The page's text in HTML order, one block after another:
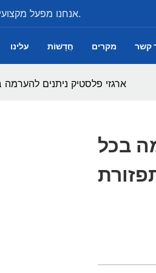
אנחנו מפעל מקצועי של למעלה מ-20 שנה בייצור כל מיני ארגזי פלסטיק תעשייתיים.
עלינו חֲדָשׁוֹת מקרים קשר
ארגזי פלסטיק ניתנים להערמה
בכל